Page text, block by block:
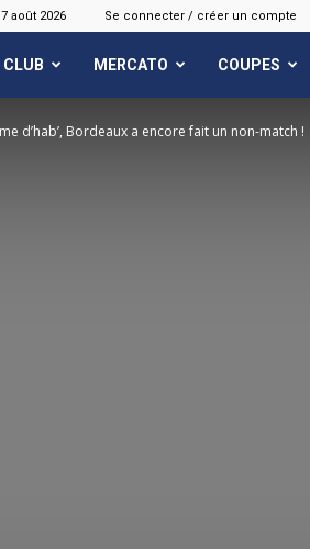
août 2026 Se connecter / créer un compte
CLUB MERCATO COUPES
d’hab’, Bordeaux a encore fait un non-match !